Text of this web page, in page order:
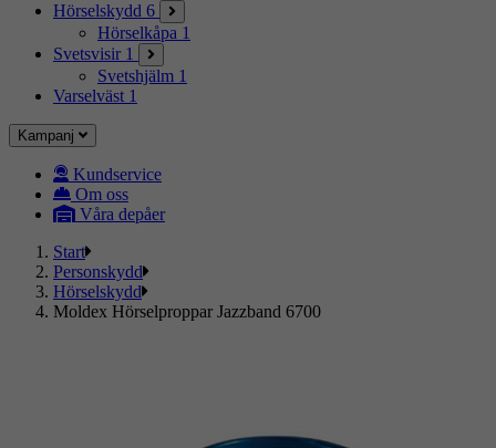
Hörselskydd 6
Hörselkåpa 1
Svetsvisir 1
Svetshjälm 1
Varselväst 1
Kampanj
Kundservice
Om oss
Våra depåer
Start
Personskydd
Hörselskydd
Moldex Hörselproppar Jazzband 6700